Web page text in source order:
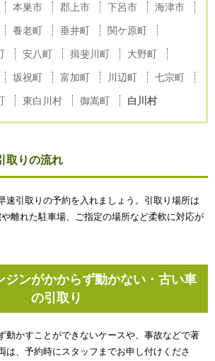
本巣市 郡上市 下呂市 海津市
養老町 垂井町 関ケ原町
安八町 揖斐川町 大野町
坂祝町 富加町 川辺町 七宗町
東白川村 御嵩町 白川村
取りの流れ
速引取りの予約を入れましょう。引取り場所は
離れた駐車場、ご指定の場所など柔軟に対応が
ジンがかからず動かない・古い車
の引取り
動かすことができないケースや、事故などで著
は、予約時にスタッフまでお申し付けくださ